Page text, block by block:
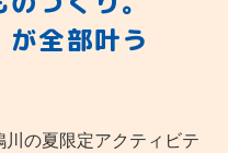
問
全部叶う
の夏限定アクティビテ